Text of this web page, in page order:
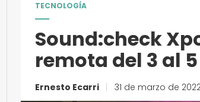
TECNOLOGÍA
Sound:check
remota del 3 al
Ernesto Ecarri 31 de marzo de